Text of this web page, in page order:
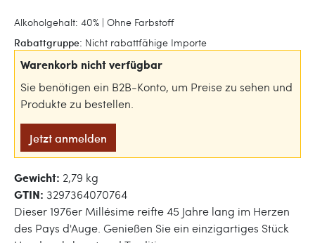
Alkoholgehalt: 40% | Ohne Farbstoff
Rabattgruppe: Nicht rabattfähige Importe
Warenkorb nicht verfügbar
Sie benötigen ein B2B-Konto, um Preise zu sehen und
Produkte zu bestellen.
Jetzt anmelden
Gewicht: 2,79 kg
GTIN: 3297364070764
Dieser 1976er Millésime reifte 45 Jahre lang im Herzen
des Pays d'Auge. Genießen Sie ein einzigartiges Stück